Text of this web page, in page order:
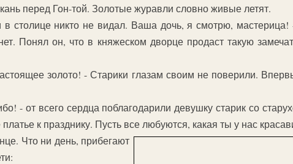
перед Гон-той. Золотые журавли словно живые летят.
в столице никто не видал. Ваша дочь, я смотрю, мастерица!
Понял он, что в княжеском дворце продаст такую
золото! - Старики глазам своим не поверили.
- от всего сердца поблагодарили девушку старик со
к празднику. Пусть все любуются, какая ты у нас
Что ни день, прибегают